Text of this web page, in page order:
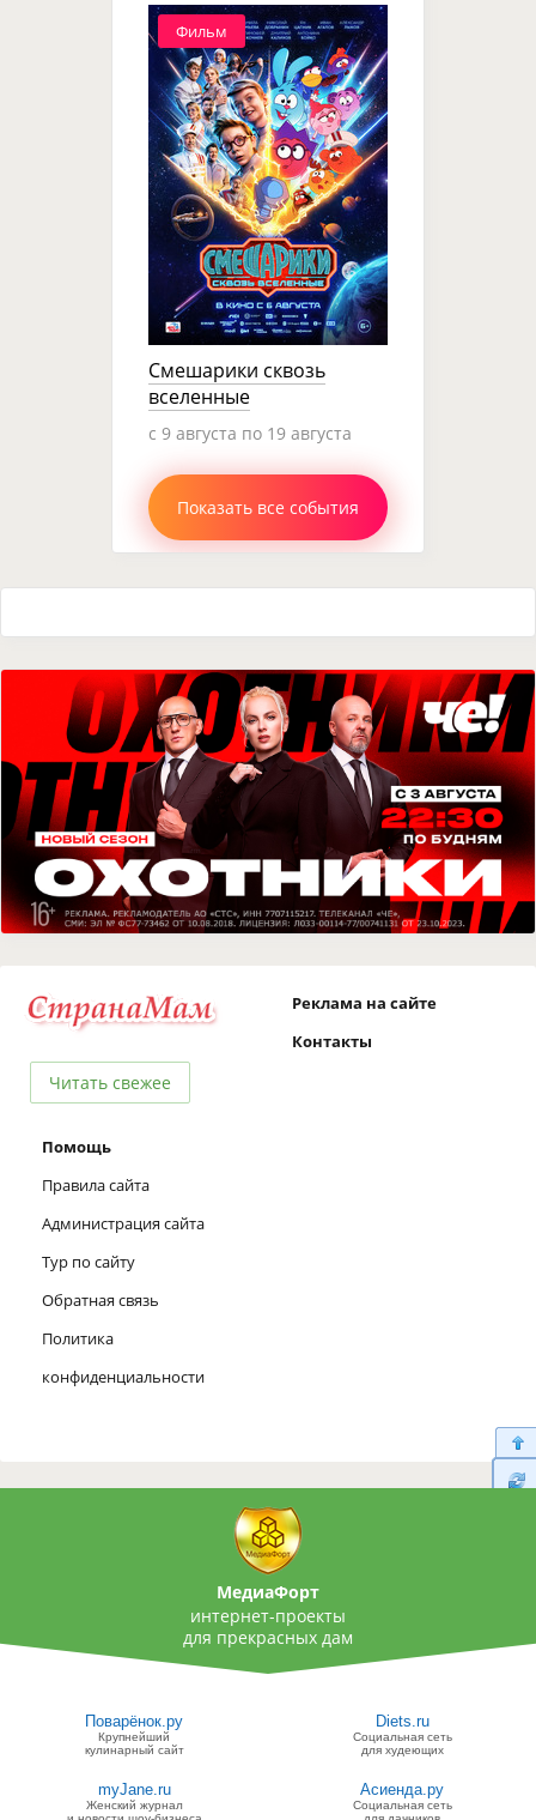
Фильм
Смешарики сквозь
вселенные
c 9 августа по 19 августа
Показать все события
Читать свежее
Реклама на сайте
Контакты
Помощь
Правила сайта
Администрация сайта
Тур по сайту
Обратная связь
Политика
конфиденциальности
МедиаФорт
интернет-проекты
для прекрасных дам
Поварёнок.ру
Крупнейший
кулинарный сайт
Diets.ru
Социальная сеть
для худеющих
myJane.ru
Женский журнал
Асиенда.ру
Социальная сеть